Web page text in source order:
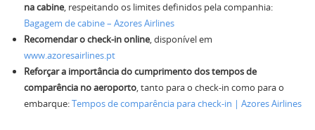
na cabine, respeitando os limites definidos pela companhia:
Bagagem de cabine – Azores Airlines
Recomendar o check-in online, disponível em
www.azoresairlines.pt
Reforçar a importância do cumprimento dos tempos de
comparência no aeroporto, tanto para o check-in como para o
embarque:Tempos de comparência para check-in | Azores Airlines